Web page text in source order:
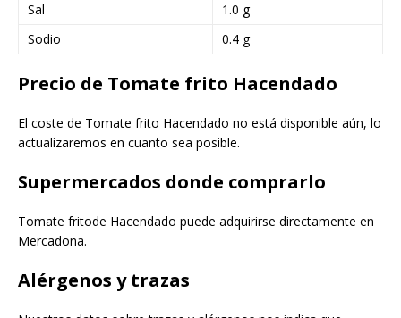
Sal
1.0 g
Sodio
0.4 g
Precio de Tomate frito Hacendado
El coste de Tomate frito Hacendado no está disponible aún, lo
actualizaremos en cuanto sea posible.
Supermercados donde comprarlo
Tomate fritode Hacendado puede adquirirse directamente en
Mercadona.
Alérgenos y trazas